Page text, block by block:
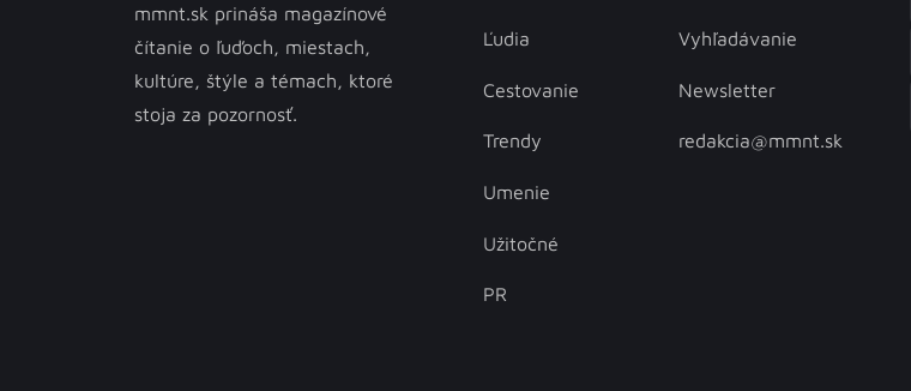
mmnt.sk prináša magazínové
čítanie o ľuďoch, miestach,
kultúre, štýle a témach, ktoré
stoja za pozornosť.
Ľudia
Cestovanie
Trendy
Umenie
Užitočné
PR
Vyhľadávanie
Newsletter
redakcia@mmnt.sk